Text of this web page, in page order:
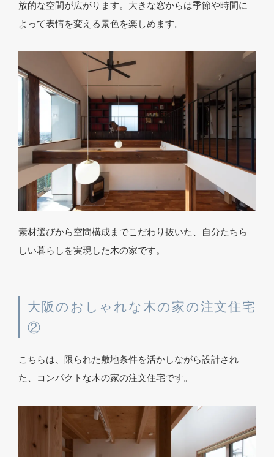
放的な空間が広がります。大きな窓からは季節や時間に
よって表情を変える景色を楽しめます。
素材選びから空間構成までこだわり抜いた、自分たちら
しい暮らしを実現した木の家です。
大阪のおしゃれな木の家の注文住宅
②
こちらは、限られた敷地条件を活かしながら設計され
た、コンパクトな木の家の注文住宅です。